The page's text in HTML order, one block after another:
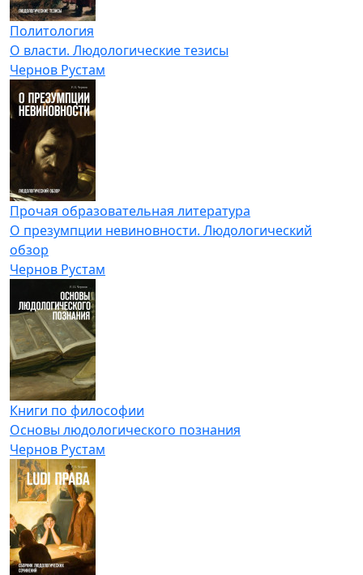
Политология
О власти. Людологические тезисы
Чернов Рустам
Прочая образовательная литература
О презумпции невиновности. Людологический
обзор
Чернов Рустам
Книги по философии
Основы людологического познания
Чернов Рустам